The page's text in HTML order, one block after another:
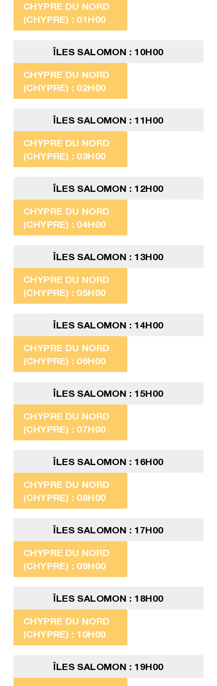
CHYPRE DU NORD
(CHYPRE) : 01H00
ÎLES SALOMON : 10H00
CHYPRE DU NORD
(CHYPRE) : 02H00
ÎLES SALOMON : 11H00
CHYPRE DU NORD
(CHYPRE) : 03H00
ÎLES SALOMON : 12H00
CHYPRE DU NORD
(CHYPRE) : 04H00
ÎLES SALOMON : 13H00
CHYPRE DU NORD
(CHYPRE) : 05H00
ÎLES SALOMON : 14H00
CHYPRE DU NORD
(CHYPRE) : 06H00
ÎLES SALOMON : 15H00
CHYPRE DU NORD
(CHYPRE) : 07H00
ÎLES SALOMON : 16H00
CHYPRE DU NORD
(CHYPRE) : 08H00
ÎLES SALOMON : 17H00
CHYPRE DU NORD
(CHYPRE) : 09H00
ÎLES SALOMON : 18H00
CHYPRE DU NORD
(CHYPRE) : 10H00
ÎLES SALOMON : 19H00